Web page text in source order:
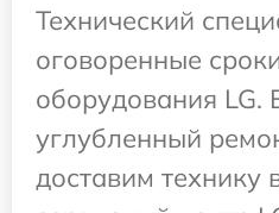
Технический
оговоренные
оборудования LG.
углубленный
доставим технику